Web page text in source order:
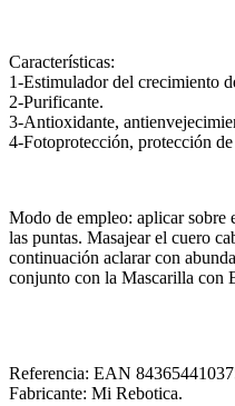
Características:
1-Estimulador del crecimiento
2-Purificante.
3-Antioxidante,
4-Fotoprotección, protección
Modo de empleo: aplicar sobre
las puntas. Masajear el cuero
continuación aclarar con
conjunto con la Mascarilla con
Referencia: EAN
Fabricante: Mi Rebotica.